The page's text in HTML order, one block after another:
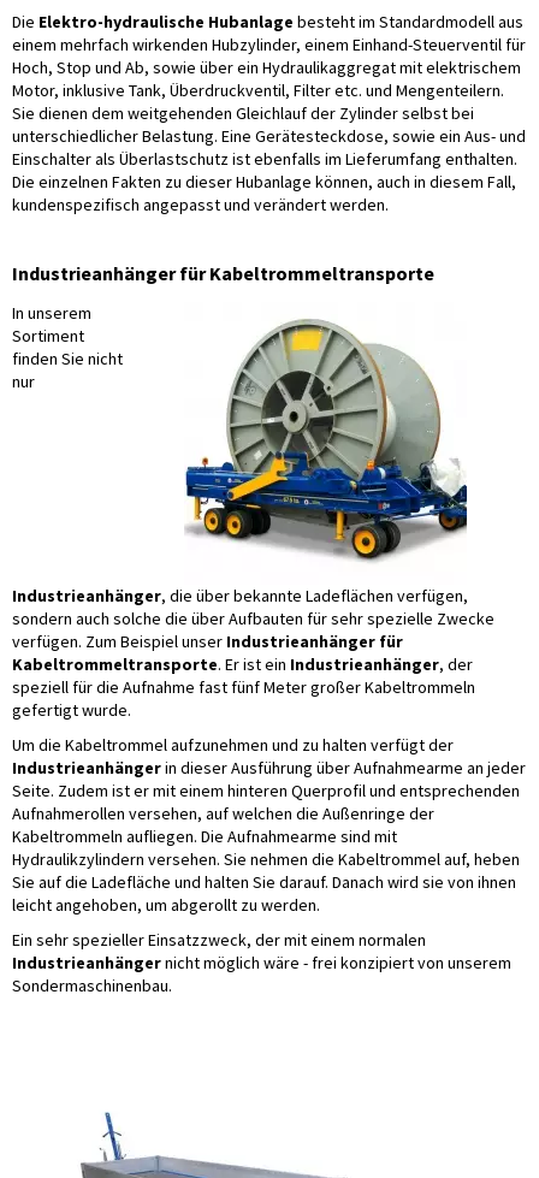
Die Elektro-hydraulische Hubanlage besteht im Standardmodell aus
einem mehrfach wirkenden Hubzylinder, einem Einhand-Steuerventil für
Hoch, Stop und Ab, sowie über ein Hydraulikaggregat mit elektrischem
Motor, inklusive Tank, Überdruckventil, Filter etc. und Mengenteilern.
Sie dienen dem weitgehenden Gleichlauf der Zylinder selbst bei
unterschiedlicher Belastung. Eine Gerätesteckdose, sowie ein Aus- und
Einschalter als Überlastschutz ist ebenfalls im Lieferumfang enthalten.
Die einzelnen Fakten zu dieser Hubanlage können, auch in diesem Fall,
kundenspezifisch angepasst und verändert werden.
Industrieanhänger für Kabeltrommeltransporte
In unserem
Sortiment
finden Sie nicht
nur
Industrieanhänger, die über bekannte Ladeflächen verfügen,
sondern auch solche die über Aufbauten für sehr spezielle Zwecke
verfügen. Zum Beispiel unser Industrieanhänger für
Kabeltrommeltransporte. Er ist ein Industrieanhänger, der
speziell für die Aufnahme fast fünf Meter großer Kabeltrommeln
gefertigt wurde.
Um die Kabeltrommel aufzunehmen und zu halten verfügt der
Industrieanhängerin dieser Ausführung über Aufnahmearme an jeder
Seite. Zudem ist er mit einem hinteren Querprofil und entsprechenden
Aufnahmerollen versehen, auf welchen die Außenringe der
Kabeltrommeln aufliegen. Die Aufnahmearme sind mit
Hydraulikzylindern versehen. Sie nehmen die Kabeltrommel auf, heben
Sie auf die Ladefläche und halten Sie darauf. Danach wird sie von ihnen
leicht angehoben, um abgerollt zu werden.
Ein sehr spezieller Einsatzzweck, der mit einem normalen
Industrieanhängernicht möglich wäre - frei konzipiert von unserem
Sondermaschinenbau.